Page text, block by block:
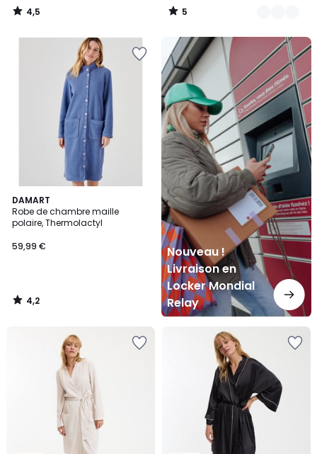
4,5
/
5
/
DAMART
Robe de chambre maille
polaire, Thermolactyl
59,99 €
4,2
/ 5
4,2
/
Nouveau !
Livraison en
Locker Mondial
Relay
Nouveau
Livraison
en
Locker
Mondial
Relay